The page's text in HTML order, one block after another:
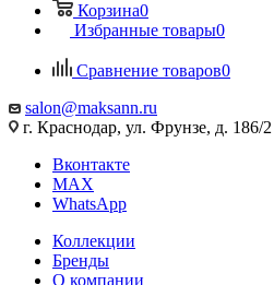
Корзина0
Избранные товары0
Сравнение товаров0
salon@maksann.ru
г. Краснодар, ул. Фрунзе, д. 186/2
Вконтакте
MAX
WhatsApp
Коллекции
Бренды
О компании